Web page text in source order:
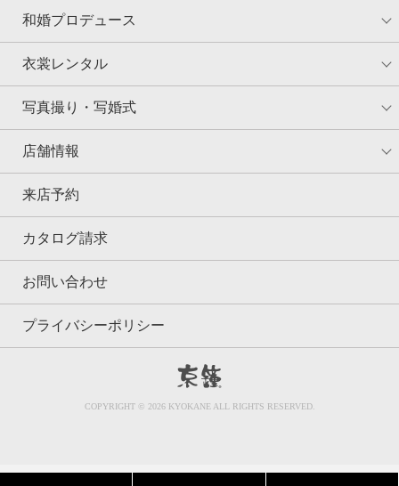
和婚プロデュース
衣裳レンタル
写真撮り・写婚式
店舗情報
来店予約
カタログ請求
お問い合わせ
プライバシーポリシー
COPYRIGHT © 2026 KYOKANE ALL RIGHTS RESERVED.